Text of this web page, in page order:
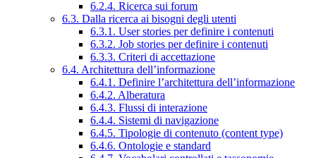
6.2.4. Ricerca sui forum
6.3. Dalla ricerca ai bisogni degli utenti
6.3.1. User stories per definire i contenuti
6.3.2. Job stories per definire i contenuti
6.3.3. Criteri di accettazione
6.4. Architettura dell’informazione
6.4.1. Definire l’architettura dell’informazione
6.4.2. Alberatura
6.4.3. Flussi di interazione
6.4.4. Sistemi di navigazione
6.4.5. Tipologie di contenuto (content type)
6.4.6. Ontologie e standard